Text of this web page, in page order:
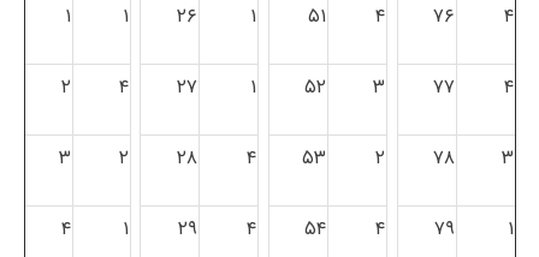
۴ ۷۶ ۴ ۵۱ ۱ ۲۶ ۱ ۱
۴ ۷۷ ۳ ۵۲ ۱ ۲۷ ۴ ۲
۳ ۷۸ ۲ ۵۳ ۴ ۲۸ ۲ ۳
۱ ۷۹ ۴ ۵۴ ۴ ۲۹ ۱ ۴